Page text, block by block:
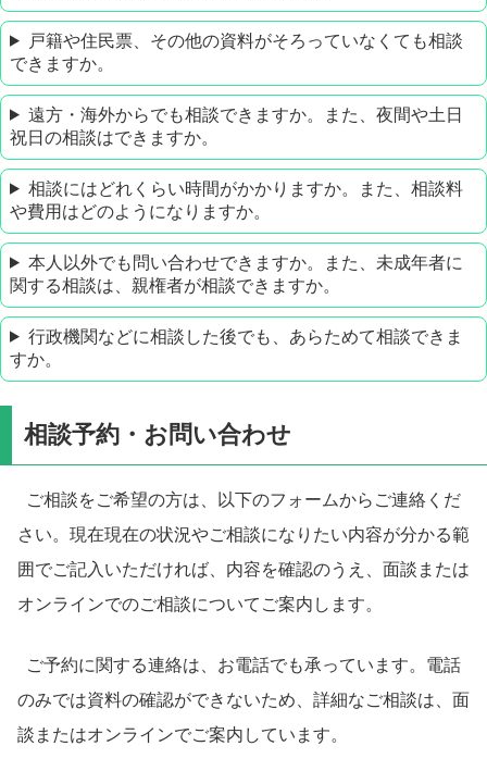
戸籍や住民票、その他の資料がそろっていなくても相談
できますか。
遠方・海外からでも相談できますか。また、夜間や土日
祝日の相談はできますか。
相談にはどれくらい時間がかかりますか。また、相談料
や費用はどのようになりますか。
本人以外でも問い合わせできますか。また、未成年者に
関する相談は、親権者が相談できますか。
行政機関などに相談した後でも、あらためて相談できま
すか。
相談予約・お問い合わせ
ご相談をご希望の方は、以下のフォームからご連絡くだ
さい。現在現在の状況やご相談になりたい内容が分かる範
囲でご記入いただければ、内容を確認のうえ、面談または
オンラインでのご相談についてご案内します。
ご予約に関する連絡は、お電話でも承っています。電話
のみでは資料の確認ができないため、詳細なご相談は、面
談またはオンラインでご案内しています。